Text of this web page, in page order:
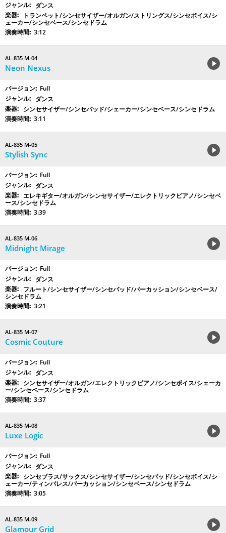
ダンス
トランペット/シンセサイザー/オルガン/ストリングス/シンセボイス/シ
ェーカー/シンセベース/シンセドラム
3:12
AL-835 M-04
Neon Nexus
Full
ダンス
シンセサイザー/シンセパッド/シェーカー/シンセベース/シンセドラム
3:11
AL-835 M-05
Stylish Sync
Full
ダンス
エレキギター/オルガン/シンセサイザー/エレクトリックピアノ/シンセベ
ース/シンセドラム
3:39
AL-835 M-06
Midnight Mirage
Full
ダンス
フルート/シンセサイザー/シンセパッド/パーカッション/シンセベース/
シンセドラム
3:21
AL-835 M-07
Cosmic Couture
Full
ダンス
シンセサイザー/オルガン/エレクトリックピアノ/シンセボイス/シェーカ
ー/シンセベース/シンセドラム
3:37
AL-835 M-08
Luxe Logic
Full
ダンス
シンセブラス/サックス/シンセサイザー/シンセパッド/シンセボイス/シ
ェーカー/ティンバレス/パーカッション/シンセベース/シンセドラム
3:05
AL-835 M-09
Glamour Grid